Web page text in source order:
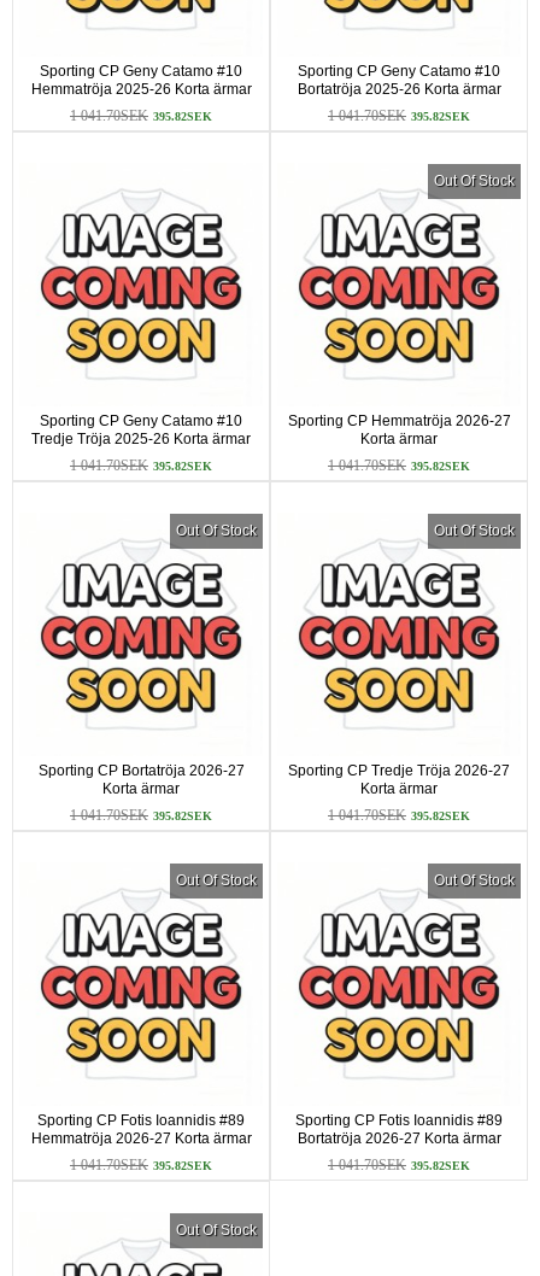
Sporting CP Geny Catamo #10
Hemmatröja 2025-26 Korta ärmar
1 041.70SEK 395.82SEK
Sporting CP Geny Catamo #10
Bortatröja 2025-26 Korta ärmar
1 041.70SEK 395.82SEK
Sporting CP Geny Catamo #10
Tredje Tröja 2025-26 Korta ärmar
1 041.70SEK 395.82SEK
Out Of Stock
Sporting CP Hemmatröja 2026-27
Korta ärmar
1 041.70SEK 395.82SEK
Out Of Stock
Sporting CP Bortatröja 2026-27
Korta ärmar
1 041.70SEK 395.82SEK
Out Of Stock
Sporting CP Tredje Tröja 2026-27
Korta ärmar
1 041.70SEK 395.82SEK
Out Of Stock
Sporting CP Fotis Ioannidis #89
Hemmatröja 2026-27 Korta ärmar
1 041.70SEK 395.82SEK
Out Of Stock
Sporting CP Fotis Ioannidis #89
Bortatröja 2026-27 Korta ärmar
1 041.70SEK 395.82SEK
Out Of Stock